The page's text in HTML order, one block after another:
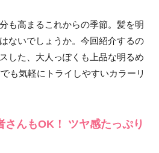
も高まるこれからの季節。髪を明
ないでしょうか。今回紹介するの
した、大人っぽくも上品な明るめ
も気軽にトライしやすいカラーリ
さんもOK！ ツヤ感たっぷり